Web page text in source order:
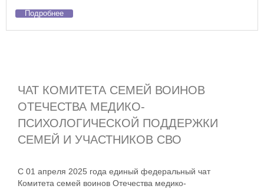
Подробнее
ЧАТ КОМИТЕТА СЕМЕЙ ВОИНОВ
ОТЕЧЕСТВА МЕДИКО-
ПСИХОЛОГИЧЕСКОЙ ПОДДЕРЖКИ
СЕМЕЙ И УЧАСТНИКОВ СВО
С 01 апреля 2025 года единый федеральный чат
Комитета семей воинов Отечества медико-